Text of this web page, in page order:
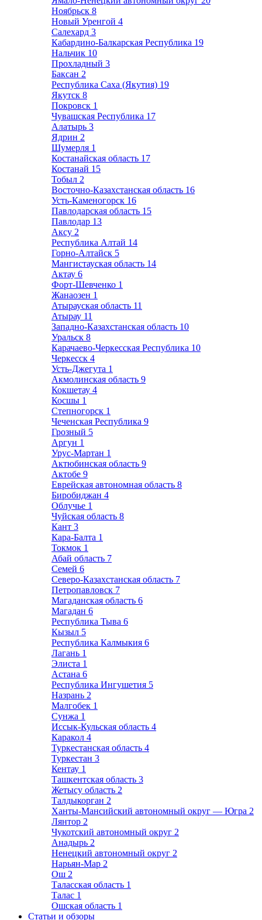
Ноябрьск 8
Новый Уренгой 4
Салехард 3
Кабардино-Балкарская Республика 19
Нальчик 10
Прохладный 3
Баксан 2
Республика Саха (Якутия) 19
Якутск 8
Покровск 1
Чувашская Республика 17
Алатырь 3
Ядрин 2
Шумерля 1
Костанайская область 17
Костанай 15
Тобыл 2
Восточно-Казахстанская область 16
Усть-Каменогорск 16
Павлодарская область 15
Павлодар 13
Аксу 2
Республика Алтай 14
Горно-Алтайск 5
Мангистауская область 14
Актау 6
Форт-Шевченко 1
Жанаозен 1
Атырауская область 11
Атырау 11
Западно-Казахстанская область 10
Уральск 8
Карачаево-Черкесская Республика 10
Черкесск 4
Усть-Джегута 1
Акмолинская область 9
Кокшетау 4
Косшы 1
Степногорск 1
Чеченская Республика 9
Грозный 5
Аргун 1
Урус-Мартан 1
Актюбинская область 9
Актобе 9
Еврейская автономная область 8
Биробиджан 4
Облучье 1
Чуйская область 8
Кант 3
Кара-Балта 1
Токмок 1
Абай область 7
Семей 6
Северо-Казахстанская область 7
Петропавловск 7
Магаданская область 6
Магадан 6
Республика Тыва 6
Кызыл 5
Республика Калмыкия 6
Лагань 1
Элиста 1
Астана 6
Республика Ингушетия 5
Назрань 2
Малгобек 1
Сунжа 1
Иссык-Кульская область 4
Каракол 4
Туркестанская область 4
Туркестан 3
Кентау 1
Ташкентская область 3
Жетысу область 2
Талдыкорган 2
Ханты-Мансийский автономный округ — Югра 2
Лянтор 2
Чукотский автономный округ 2
Анадырь 2
Ненецкий автономный округ 2
Нарьян-Мар 2
Ош 2
Таласская область 1
Талас 1
Ошская область 1
Статьи и обзоры